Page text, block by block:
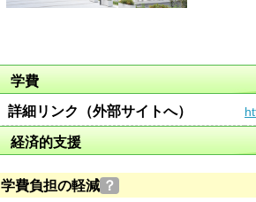
学費
詳細リンク（外部サイトへ）
経済的支援
学費負担の軽減 ？